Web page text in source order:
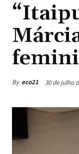
By eco21 30 de julho